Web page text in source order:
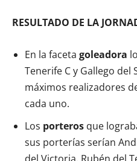
RESULTADO DE LA
En la faceta goleadora
Tenerife C y Gallego
máximos realizadores
cada uno.
Los porteros que
sus porterías serían